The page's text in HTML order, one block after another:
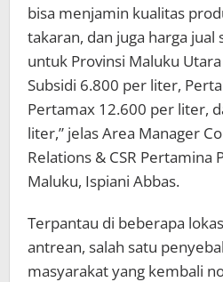
bisa menjamin kualitas
takaran, dan juga harga jual
untuk Provinsi Maluku
Subsidi 6.800 per liter,
Pertamax 12.600 per liter,
liter,” jelas Area Manager
Relations & CSR Pertamina
Maluku, Ispiani Abbas.
Terpantau di beberapa
antrean, salah satu
masyarakat yang kembali